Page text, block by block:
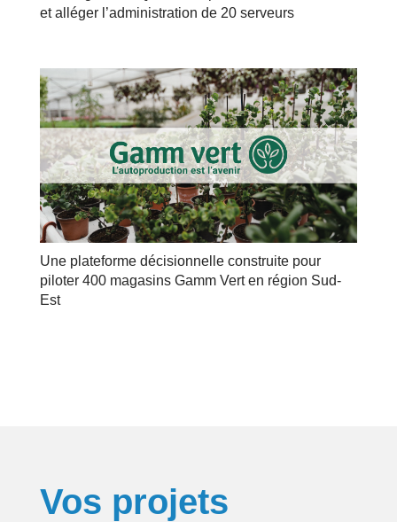
et alléger l’administration de 20 serveurs
Une plateforme décisionnelle construite pour
piloter 400 magasins Gamm Vert en région Sud-
Est
Vos projets